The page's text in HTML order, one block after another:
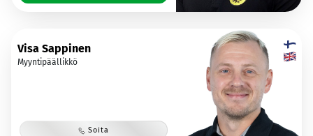
Visa Sappinen
Myyntipäällikkö
Soita